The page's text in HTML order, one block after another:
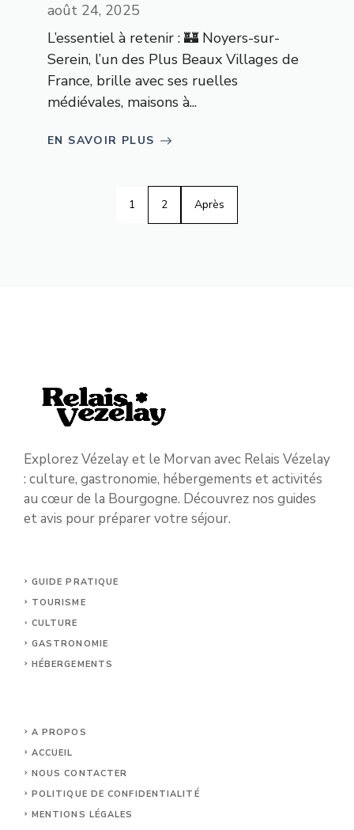
août 24, 2025
L’essentiel à retenir : 🏰 Noyers-sur-
Serein, l’un des Plus Beaux Villages de
France, brille avec ses ruelles
médiévales, maisons à...
EN SAVOIR PLUS
1 2 Après
Explorez Vézelay et le Morvan avec Relais Vézelay
: culture, gastronomie, hébergements et activités
au cœur de la Bourgogne. Découvrez nos guides
et avis pour préparer votre séjour.
GUIDE PRATIQUE
TOURISME
CULTURE
GASTRONOMIE
HÉBERGEMENTS
A PROPOS
ACCUEIL
NOUS CONTACTER
POLITIQUE DE CONFIDENTIALITÉ
MENTIONS LÉGALES